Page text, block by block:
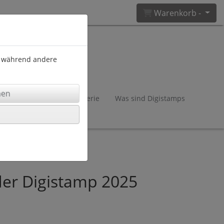
Warenkorb -
Materialien Papeterie Was sind Digistamps
Digistamp 2025
andere